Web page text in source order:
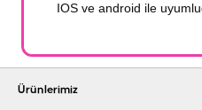
IOS ve android ile
Ürünlerimiz